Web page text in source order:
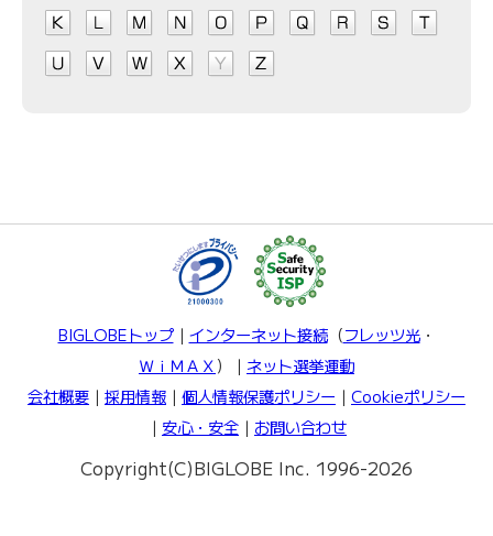
BIGLOBEトップ｜ インターネット接続（フレッツ光・
ＷｉＭＡＸ）｜ ネット選挙運動
会社概要 ｜ 採用情報 ｜ 個人情報保護ポリシー ｜ Cookieポリシー
｜ 安心・安全 ｜ お問い合わせ
Copyright(C)BIGLOBE Inc. 1996-2026